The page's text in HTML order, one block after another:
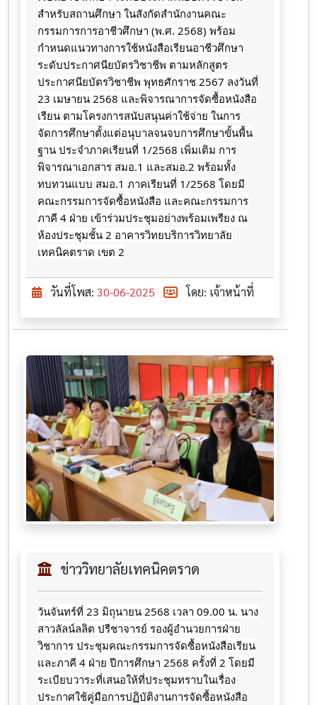
สำหรับสถานศึกษา ในสังกัดสำนักงานคณะ
กรรมการการอาชีวศึกษา (พ.ศ. 2568) พร้อม
กำหนดแนวทางการใช้หนังสือเรียนอาชีวศึกษา
ระดับประกาศนียบัตรวิชาชีพ ตามหลักสูตร
ประกาศนียบัตรวิชาชีพ พุทธศักราช 2567 ลงวันที่
23 เมษายน 2568 และพิจารณาการจัดซื้อหนังสือ
เรียน ตามโครงการสนับสนุนค่าใช้จ่าย ในการ
จัดการศึกษาตั้งแต่อนุบาลจนจบการศึกษาขั้นพื้น
ฐาน ประจำภาคเรียนที่ 1/2568 เพิ่มเติม การ
พิจารณาเอกสาร สมอ.1 และสมอ.2 พร้อมทั้ง
ทบทวนแบบ สมอ.1 ภาคเรียนที่ 1/2568 โดยมี
คณะกรรมการจัดซื้อหนังสือ และคณะกรรมการ
ภาคี 4 ฝ่าย เข้าร่วมประชุมอย่างพร้อมเพรียง ณ
ห้องประชุมชั้น 2 อาคารวิทยบริการวิทยาลัย
เทคนิคตราด เขต 2
วันที่โพส: 30-06-2025 โดย: เจ้าหน้าที่
ข่าววิทยาลัยเทคนิคตราด
วันจันทร์ที่ 23 มิถุนายน 2568 เวลา 09.00 น. นาง
สาวลัลน์ลลิต ปรีชาจารย์ รองผู้อำนวยการฝ่าย
วิชาการ ประชุมคณะกรรมการจัดซื้อหนังสือเรียน
และภาคี 4 ฝ่าย ปีการศึกษา 2568 ครั้งที่ 2 โดยมี
ระเบียบวาระที่เสนอให้ที่ประชุมทราบในเรื่อง
ประกาศใช้คู่มือการปฏิบัติงานการจัดซื้อหนังสือ